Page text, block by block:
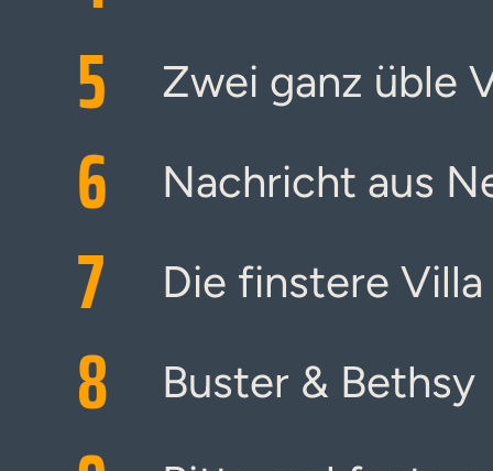
5 Zwei ganz üble
6 Nachricht aus
7 Die finstere Villa
8 Buster & Bethsy